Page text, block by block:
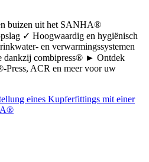
buizen uit het SANHA®
✓ Hoogwaardig en hygiënisch
en verwarmingssystemen
dankzij combipress® ► Ontdek
ACR en meer voor uw